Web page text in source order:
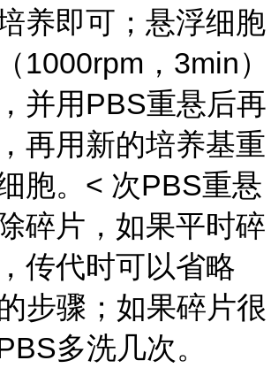
养即可；悬浮细胞
1000rpm，3min）
并用PBS重悬后再
再用新的培养基重
胞。< 次PBS重悬
碎片，如果平时碎
传代时可以省略
步骤；如果碎片很
多洗几次。